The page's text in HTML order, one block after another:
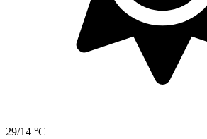
29/14 °C